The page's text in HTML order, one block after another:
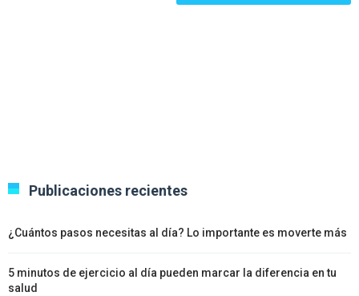
Publicaciones recientes
¿Cuántos pasos necesitas al día? Lo importante es moverte más
5 minutos de ejercicio al día pueden marcar la diferencia en tu
salud